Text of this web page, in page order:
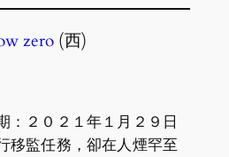
zero (西)
：２０２１年１月２９日
移監任務，卻在人煙罕至